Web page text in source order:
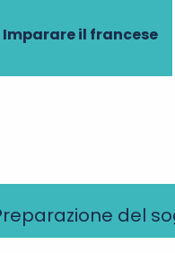
Imparare il francese
del
e le idee per
tua casella di